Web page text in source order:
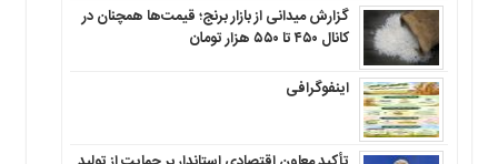
گزارش میدانی از بازار برنج؛ قیمت‌ها همچنان در
کانال ۴۵۰ تا ۵۵۰ هزار تومان
اینفوگرافی